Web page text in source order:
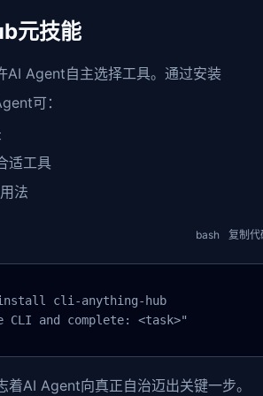
元技能
AI Agent自主选择工具。通过安装
可：
适工具
法
bash 复制代
cli-anything-hub
CLI and complete: <task>"
AI Agent向真正自治迈出关键一步。